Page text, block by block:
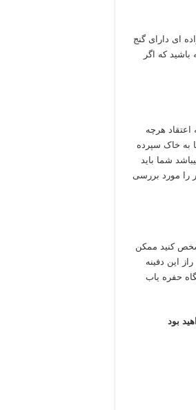
ای دارای گنج
که اگر
هرچه
به خاک سپرده
شما باید
را مورد بررسی
کنید ممکن
این دفینه
حفره یاب
بود